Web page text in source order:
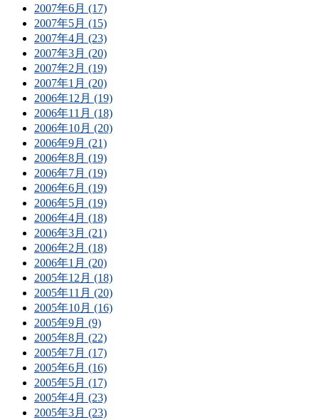
2007年6月 (17)
2007年5月 (15)
2007年4月 (23)
2007年3月 (20)
2007年2月 (19)
2007年1月 (20)
2006年12月 (19)
2006年11月 (18)
2006年10月 (20)
2006年9月 (21)
2006年8月 (19)
2006年7月 (19)
2006年6月 (19)
2006年5月 (19)
2006年4月 (18)
2006年3月 (21)
2006年2月 (18)
2006年1月 (20)
2005年12月 (18)
2005年11月 (20)
2005年10月 (16)
2005年9月 (9)
2005年8月 (22)
2005年7月 (17)
2005年6月 (16)
2005年5月 (17)
2005年4月 (23)
2005年3月 (23)